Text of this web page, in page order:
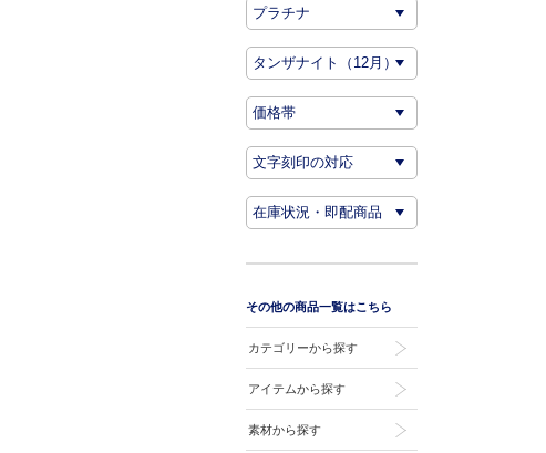
その他の商品一覧はこちら
カテゴリーから探す
アイテムから探す
素材から探す